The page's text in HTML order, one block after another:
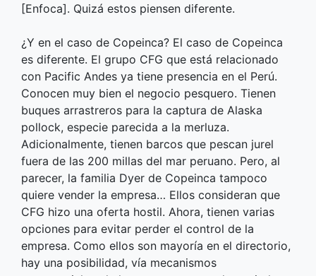
[Enfoca]. Quizá estos piensen diferente.
¿Y en el caso de Copeinca? El caso de Copeinca
es diferente. El grupo CFG que está relacionado
con Pacific Andes ya tiene presencia en el Perú.
Conocen muy bien el negocio pesquero. Tienen
buques arrastreros para la captura de Alaska
pollock, especie parecida a la merluza.
Adicionalmente, tienen barcos que pescan jurel
fuera de las 200 millas del mar peruano. Pero, al
parecer, la familia Dyer de Copeinca tampoco
quiere vender la empresa… Ellos consideran que
CFG hizo una oferta hostil. Ahora, tienen varias
opciones para evitar perder el control de la
empresa. Como ellos son mayoría en el directorio,
hay una posibilidad, vía mecanismos